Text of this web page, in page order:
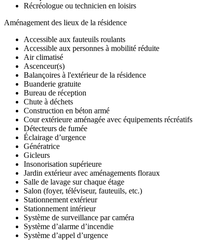
Récréologue ou technicien en loisirs
Aménagement des lieux de la résidence
Accessible aux fauteuils roulants
Accessible aux personnes à mobilité réduite
Air climatisé
Ascenceur(s)
Balançoires à l'extérieur de la résidence
Buanderie gratuite
Bureau de réception
Chute à déchets
Construction en béton armé
Cour extérieure aménagée avec équipements récréatifs
Détecteurs de fumée
Éclairage d’urgence
Génératrice
Gicleurs
Insonorisation supérieure
Jardin extérieur avec aménagements floraux
Salle de lavage sur chaque étage
Salon (foyer, téléviseur, fauteuils, etc.)
Stationnement extérieur
Stationnement intérieur
Système de surveillance par caméra
Système d’alarme d’incendie
Système d’appel d’urgence